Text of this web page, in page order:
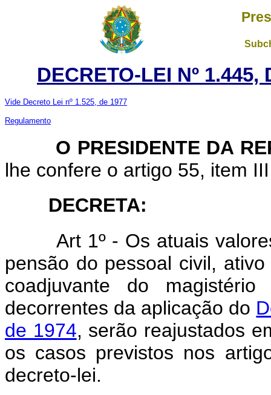
DECRETO-LEI Nº 1.445,
Vide Decreto Lei nº 1.525, de 1977
Regulamento
O PRESIDENTE DA
lhe confere o artigo 55, item
DECRETA:
Art 1º - Os atuais
pensão do pessoal civil,
coadjuvante do
decorrentes da aplicação do
de 1974, serão reajustados
os casos previstos nos
decreto-lei.